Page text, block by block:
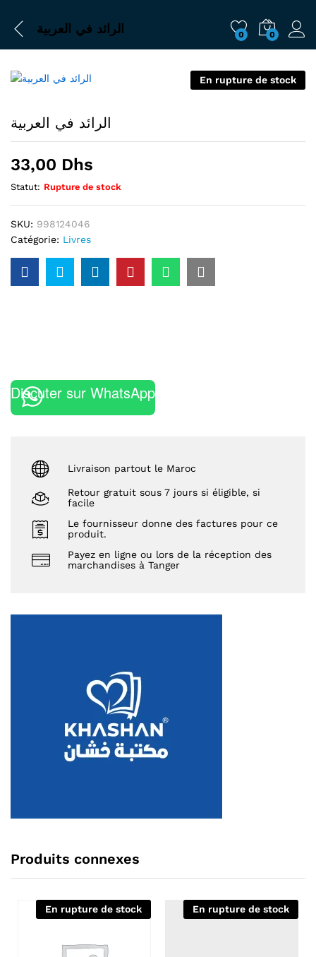
الرائد في العربية 0 0
En rupture de stock
الرائد في العربية
33,00 Dhs
Statut: Rupture de stock
SKU: 998124046
Catégorie: Livres
Discuter sur WhatsApp
Livraison partout le Maroc
Retour gratuit sous 7 jours si éligible, si
facile
Le fournisseur donne des factures pour ce
produit.
Payez en ligne ou lors de la réception des
marchandises à Tanger
Produits connexes
En rupture de stock En rupture de stock